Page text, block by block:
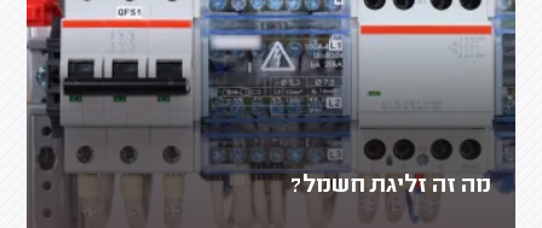
מה זה זליגת חשמל?